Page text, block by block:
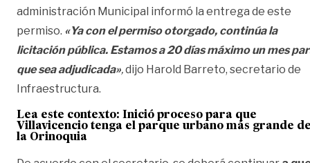
administración Municipal informó la entrega de este
permiso. «Ya con el permiso otorgado, continúa la
licitación pública. Estamos a 20 días máximo un mes
que sea adjudicada»,dijo Harold Barreto, secretario de
Infraestructura.
Lea este contexto: Inició proceso para que
Villavicencio tenga el parque urbano más grande
la Orinoquia